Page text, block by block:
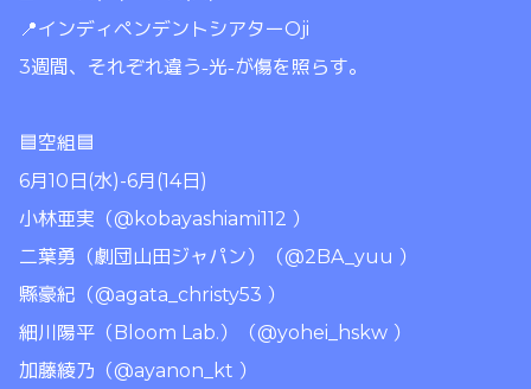
📍インディペンデントシアターOji
3週間、それぞれ違う˗光˗が傷を照らす。
🟦空組🟦
6月10日(水)-6月(14日)
小林亜実（@kobayashiami112 ）
二葉勇（劇団山田ジャパン）（@2BA_yuu ）
縣豪紀（@agata_christy53 ）
細川陽平（Bloom Lab.）（@yohei_hskw ）
加藤綾乃（@ayanon_kt ）